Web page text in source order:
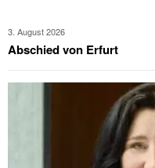
3. August 2026
Abschied von Erfurt